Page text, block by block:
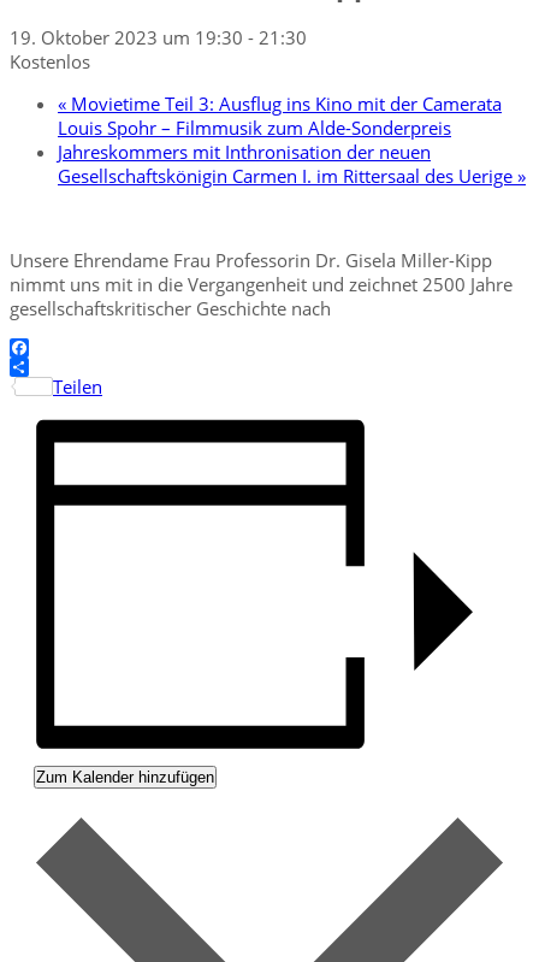
19. Oktober 2023 um 19:30 - 21:30
Kostenlos
« Movietime Teil 3: Ausflug ins Kino mit der Camerata
Louis Spohr – Filmmusik zum Alde-Sonderpreis
Jahreskommers mit Inthronisation der neuen
Gesellschaftskönigin Carmen I. im Rittersaal des Uerige »
Unsere Ehrendame Frau Professorin Dr. Gisela Miller-Kipp
nimmt uns mit in die Vergangenheit und zeichnet 2500 Jahre
gesellschaftskritischer Geschichte nach
Facebook
Teilen
Zum Kalender hinzufügen